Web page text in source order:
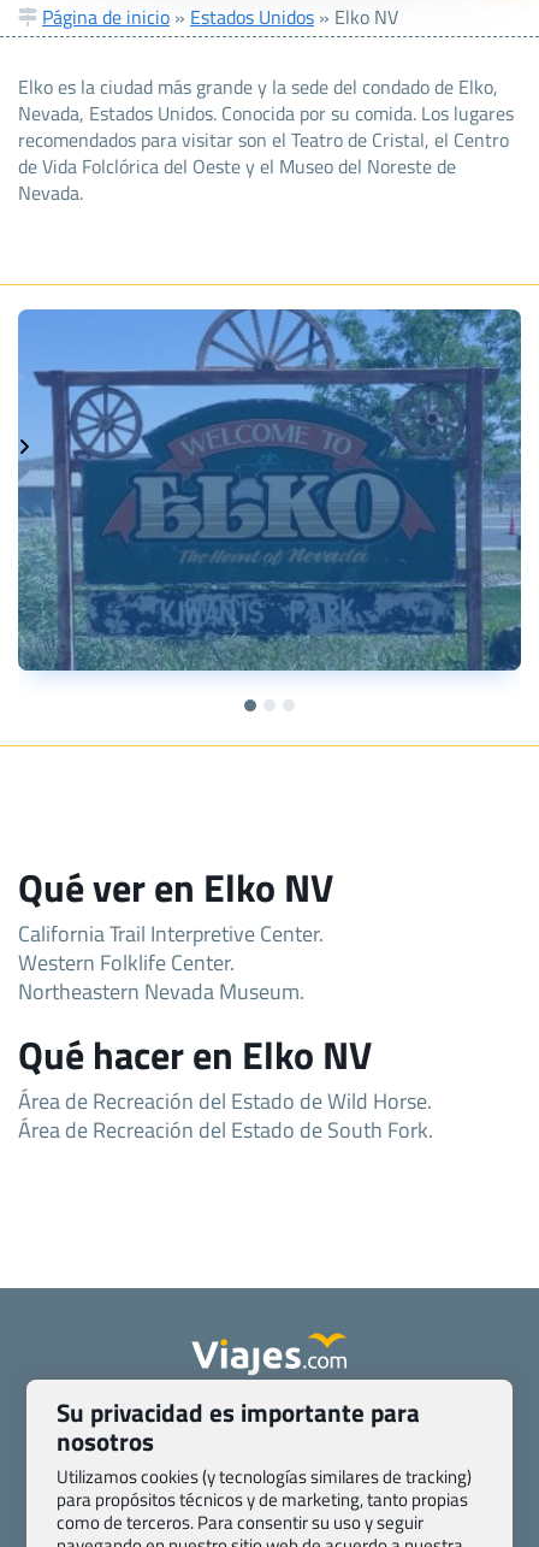
Página de inicio » Estados Unidos » Elko NV
Elko es la ciudad más grande y la sede del condado de Elko,
Nevada, Estados Unidos. Conocida por su comida. Los lugares
recomendados para visitar son el Teatro de Cristal, el Centro
de Vida Folclórica del Oeste y el Museo del Noreste de
Nevada.
Qué ver en Elko NV
California Trail Interpretive Center.
Western Folklife Center.
Northeastern Nevada Museum.
Qué hacer en Elko NV
Área de Recreación del Estado de Wild Horse.
Área de Recreación del Estado de South Fork.
Quienes somos
Contacto
Pasaporte, Visado, Salud y otras disposiciones específicas
Blog de Viajes.com
Registro de agencias
Preguntas frecuentes
Condiciones generales
Política de privacidad y cookies
Transparencia
Su privacidad es importante para
nosotros
Utilizamos cookies (y tecnologías similares de tracking)
para propósitos técnicos y de marketing, tanto propias
como de terceros. Para consentir su uso y seguir